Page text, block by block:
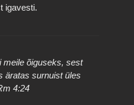
igavesti.
meile õiguseks, sest
äratas surnuist üles
4:24